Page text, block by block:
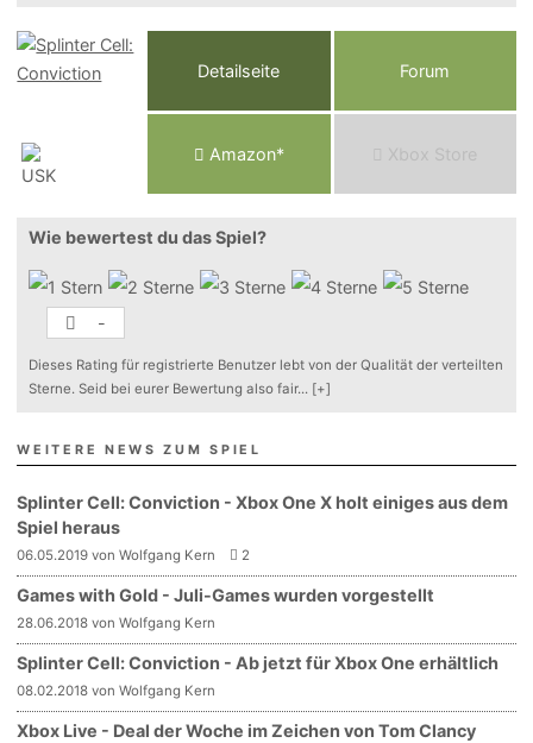
Detailseite Forum
Amazon* Xbox Store
Wie bewertest du das Spiel?
-
Dieses Rating für registrierte Benutzer lebt von der Qualität der verteilten
Sterne. Seid bei eurer Bewertung also fair... [+]
WEITERE NEWS ZUM SPIEL
Splinter Cell: Conviction - Xbox One X holt einiges aus dem
Spiel heraus
06.05.2019 von Wolfgang Kern 2
Games with Gold - Juli-Games wurden vorgestellt
28.06.2018 von Wolfgang Kern
Splinter Cell: Conviction - Ab jetzt für Xbox One erhältlich
08.02.2018 von Wolfgang Kern
Xbox Live - Deal der Woche im Zeichen von Tom Clancy